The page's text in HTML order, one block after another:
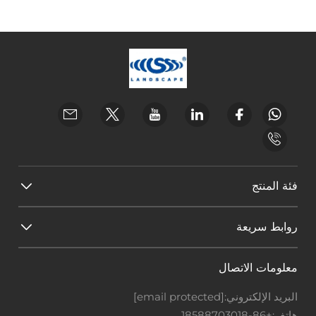
فئة المنتج
روابط سريعة
معلومات الاتصال
البريد الإلكتروني:[email protected]